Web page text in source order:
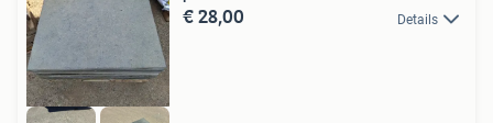
€ 28,00 Details